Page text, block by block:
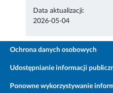
Data aktualizacji:
2026-05-04
Ochrona danych osobowych
Udostępnianie informacji
Ponowne wykorzystywanie